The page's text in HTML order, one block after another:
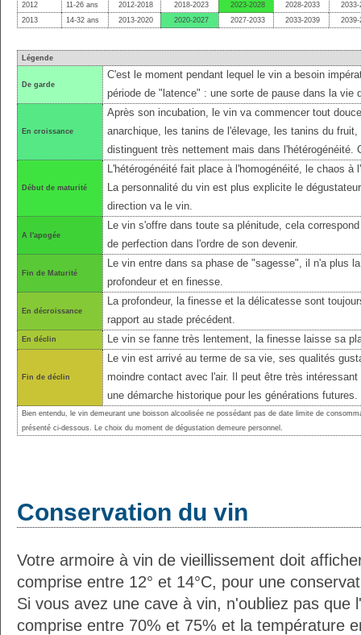
2012 11-26 ans 2012-2018 2018-2023 2023-2028 2028-2033
2033-
2013
14-32 ans 2013-2020 2020-2027 2027-2033 2033-2039 2039-
Légende
De garde
C'est le moment pendant lequel le vin a besoin
période de "latence" : une sorte de pause dans la vie
En croissance
Après son incubation, le vin va commencer tout
anarchique, les tanins de l'élevage, les tanins du
distinguent très nettement mais dans l'hétérogénéité.
Début de maturité
L'hétérogénéité fait place à l'homogénéité, le chaos
La personnalité du vin est plus explicite le
direction va le vin.
A l'apogée
Le vin s'offre dans toute sa plénitude, cela
de perfection dans l'ordre de son devenir.
Fin de Maturité
Le vin entre dans sa phase de "sagesse", il n'a plus
profondeur et en finesse.
En décroissance
La profondeur, la finesse et la délicatesse sont
rapport au stade précédent.
En déclin Le vin se fanne très lentement, la finesse laisse sa
Fin de déclin
Le vin est arrivé au terme de sa vie, ses qualités
moindre contact avec l'air. Il peut être très
une démarche historique pour les générations futures.
Bien entendu, le vin demeurant une boisson alcoolisée ne possédant pas de date limite de
présenté ci-dessous. Le choix du moment de dégustation demeure personnel.
Conservation du vin
Votre armoire à vin de vieillissement doit
comprise entre 12° et 14°C, pour une
Si vous avez une cave à vin, n'oubliez pas que
comprise entre 70% et 75% et la température